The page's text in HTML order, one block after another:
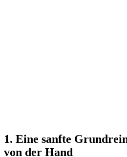
1. Eine sanfte
von der Hand